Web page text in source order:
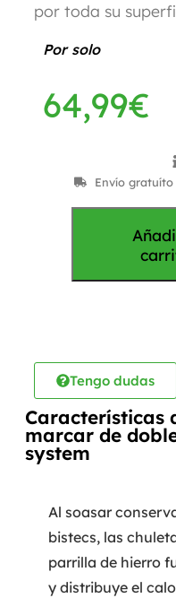
por toda su
Por solo
64,99€
Envío
Tengo dudas
Características
marcar de
system
Al soasar
bistecs, las
parrilla de hierro
y distribuye el